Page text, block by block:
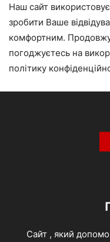
Наш сайт
зробити Ваше
комфортним.
погоджуєтесь на
політику
Cайт , який